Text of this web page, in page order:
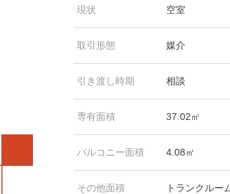
現状 空室
取引形態 媒介
引き渡し時期 相談
専有面積 37.02㎡
バルコニー面積 4.08㎡
その他面積 トランクルー